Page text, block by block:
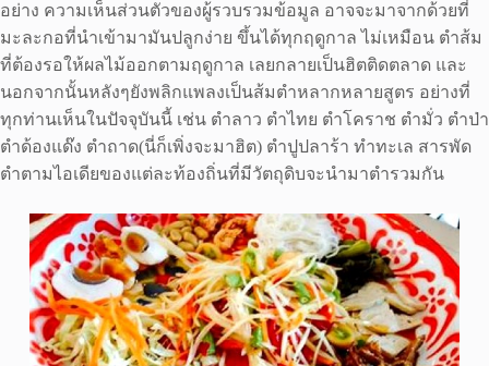
อย่าง ความเห็นส่วนตัวของผู้รวบรวมข้อมูล อาจจะมาจากด้วยที่
มะละกอที่นำเข้ามามันปลูกง่าย ขึ้นได้ทุกฤดูกาล ไม่เหมือน ตำส้ม
ที่ต้องรอให้ผลไม้ออกตามฤดูกาล เลยกลายเป็นฮิตติดตลาด และ
นอกจากนั้นหลังๆยังพลิกแพลงเป็นส้มตำหลากหลายสูตร อย่างที่
ทุกท่านเห็นในปัจจุบันนี้ เช่น ตำลาว ตำไทย ตำโคราช ตำมั่ว ตำป่า
ตำด้องแด๊ง ตำถาด(นี่ก็เพิ่งจะมาฮิต) ตำปูปลาร้า ทำทะเล สารพัด
ตำตามไอเดียของแต่ละท้องถิ่นที่มีวัตถุดิบจะนำมาตำรวมกัน